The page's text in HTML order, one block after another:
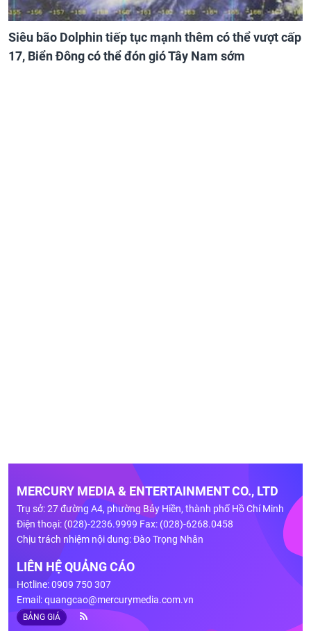
Siêu bão Dolphin tiếp tục mạnh thêm có thể vượt cấp
17, Biển Đông có thể đón gió Tây Nam sớm
MERCURY MEDIA & ENTERTAINMENT CO., LTD
Trụ sở: 27 đường A4, phường Bảy Hiền, thành phố Hồ Chí Minh
Điện thoại: (028)-2236.9999 Fax: (028)-6268.0458
Chịu trách nhiệm nội dung: Đào Trọng Nhân
LIÊN HỆ QUẢNG CÁO
Hotline: 0909 750 307
Email:quangcao@mercurymedia.com.vn
BẢNG GIÁ